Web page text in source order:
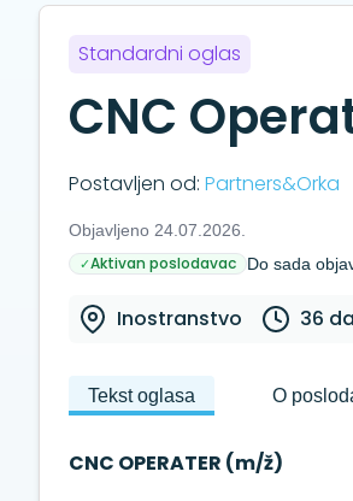
Standardni oglas
CNC
Postavljen od: Partners&Orka
Objavljeno 24.07.2026.
✓Aktivan poslodavac Do sada
Inostranstvo 36
Tekst oglasa O
CNC OPERATER (m/ž)